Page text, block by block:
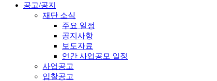
공고/공지
재단 소식
주요 일정
공지사항
보도자료
연간 사업공모 일정
사업공고
입찰공고